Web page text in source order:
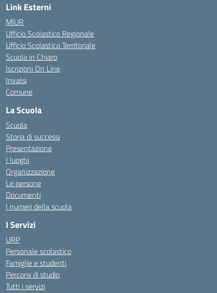
Link Esterni
MIUR
Ufficio Scolastico Regionale
Ufficio Scolastico Territoriale
Scuola in Chiaro
Iscrizioni On Line
Invalsi
Comune
La Scuola
Scuola
Storia di successi
Presentazione
I luoghi
Organizzazione
Le persone
Documenti
I numeri della scuola
I Servizi
URP
Personale scolastico
Famiglie e studenti
Percorsi di studio
Tutti i servizi